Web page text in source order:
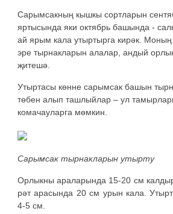
Сарымсакның кышкы сортларын
яртысында яки октябрь башында -
ай ярым кала утыртырга кирәк.
эре тырнакларын алалар, андый
җитешә.
Утыртасы көнне сарымсак башын
төбен алып ташлыйлар – ул
комачауларга мөмкин.
Сарымсак тырнакларын утырту
Орлыкны араларында 15-20 см
рәт арасында 20 см урын кала.
4-5 см.